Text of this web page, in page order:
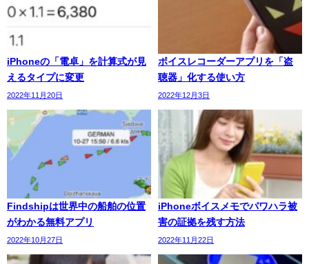
iPhoneの「電卓」を計算式が見
えるタイプに変更
2022年11月20日
ボイスレコーダーアプリを「盗
聴器」化する使い方
2022年12月3日
Findshipは世界中の船舶の位置
がわかる無料アプリ
2022年10月27日
iPhoneボイスメモでパワハラ被
害の証拠を残す方法
2022年11月22日